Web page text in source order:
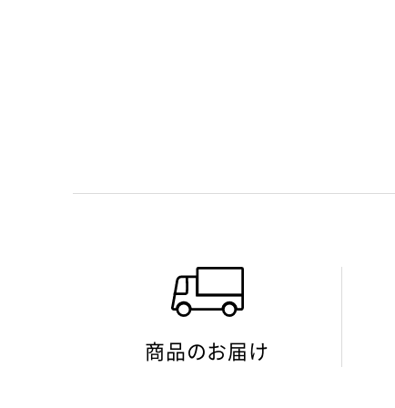
商品のお届け